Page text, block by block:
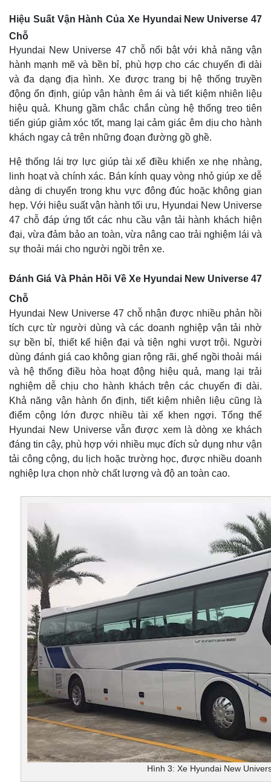
Hiệu Suất Vận Hành Của Xe Hyundai New Universe 47
Chỗ
Hyundai New Universe 47 chỗ nổi bật với khả năng vận
hành mạnh mẽ và bền bỉ, phù hợp cho các chuyến đi dài
và đa dạng địa hình. Xe được trang bị hệ thống truyền
động ổn định, giúp vận hành êm ái và tiết kiệm nhiên liệu
hiệu quả. Khung gầm chắc chắn cùng hệ thống treo tiên
tiến giúp giảm xóc tốt, mang lại cảm giác êm dịu cho hành
khách ngay cả trên những đoạn đường gồ ghề.
Hệ thống lái trợ lực giúp tài xế điều khiển xe nhẹ nhàng,
linh hoạt và chính xác. Bán kính quay vòng nhỏ giúp xe dễ
dàng di chuyển trong khu vực đông đúc hoặc không gian
hẹp. Với hiệu suất vận hành tối ưu, Hyundai New Universe
47 chỗ đáp ứng tốt các nhu cầu vận tải hành khách hiện
đại, vừa đảm bảo an toàn, vừa nâng cao trải nghiệm lái và
sự thoải mái cho người ngồi trên xe.
Đánh Giá Và Phản Hồi Về Xe Hyundai New Universe 47
Chỗ
Hyundai New Universe 47 chỗ nhận được nhiều phản hồi
tích cực từ người dùng và các doanh nghiệp vận tải nhờ
sự bền bỉ, thiết kế hiện đại và tiện nghi vượt trội. Người
dùng đánh giá cao không gian rộng rãi, ghế ngồi thoải mái
và hệ thống điều hòa hoạt động hiệu quả, mang lại trải
nghiệm dễ chịu cho hành khách trên các chuyến đi dài.
Khả năng vận hành ổn định, tiết kiệm nhiên liệu cũng là
điểm cộng lớn được nhiều tài xế khen ngợi. Tổng thể
Hyundai New Universe vẫn được xem là dòng xe khách
đáng tin cậy, phù hợp với nhiều mục đích sử dụng như vận
tải công cộng, du lịch hoặc trường học, được nhiều doanh
nghiệp lựa chọn nhờ chất lượng và độ an toàn cao.
Hình 3: Xe Hyundai New